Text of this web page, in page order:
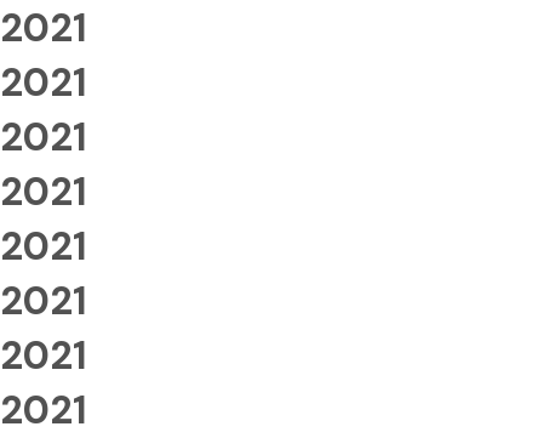
2021
2021
2021
2021
2021
2021
2021
2021